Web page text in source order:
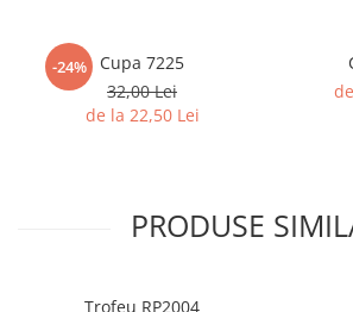
-24%
Cupa 7225
32,00 Lei
de la 22,50 Lei
PRODUSE
Trofeu RP2004